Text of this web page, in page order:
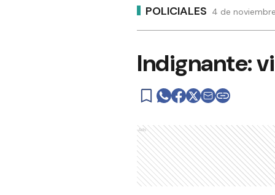
POLICIALES 4 de
Indignante:
Ads